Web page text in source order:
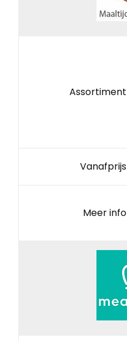
Assortiment
Vanafprijs
Meer info